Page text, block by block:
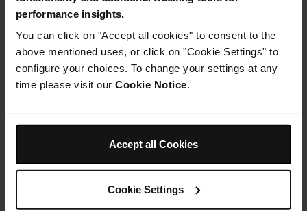
performance insights.
You can click on "Accept all cookies" to consent to the
above mentioned uses, or click on "Cookie Settings" to
configure your choices. To change your settings at any
time please visit our Cookie Notice.
Accept all Cookies
Cookie Settings
6 modes de cuisson (max
Synchronisation des
cuissons
179,99 € Prix réduit de
269,99 €au
Voir les détails
Fonctions Espresso et Café
filtre (dont Cold Brew)
Ajouter au panier